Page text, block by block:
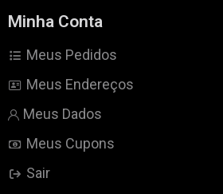
Minha Conta
Meus Pedidos
Meus Endereços
Meus Dados
Meus Cupons
Sair